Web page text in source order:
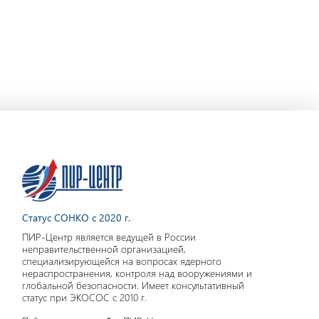
Статус СОНКО с 2020 г.
ПИР-Центр является ведущей в России
неправительственной организацией,
специализирующейся на вопросах ядерного
нераспространения, контроля над вооружениями и
глобальной безопасности. Имеет консультативный
статус при ЭКОСОС с 2010 г.